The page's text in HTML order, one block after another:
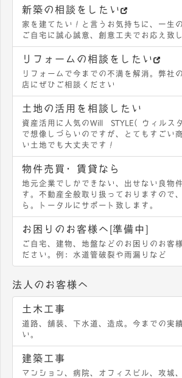
新築の相談をしたい
家を建てたい！と言うお気持ちに、一生
ご自宅に誠心誠意、創意工夫でお応え致
リフォームの相談をしたい
リフォームで今までの不満を解消。弊社
店にぜひご相談ください
土地の活用を相談したい
資産活用に人気のWill STYLE（ウィルス
で想像しづらいのですが、とてもすごい
い土地でも大丈夫です！
物件売買・賃貸なら
地元企業でしかできない、出せない良物
す。不動産全般取り扱っておりますので
ら。トータルにサポート致します。
お困りのお客様へ[準備中]
ご自宅、建物、地盤などのお困りのお客
ださい。例：水道管破裂や雨漏りなど
法人のお客様へ
土木工事
道路、舗装、下水道、造成。今までの実
い。
建築工事
マンション、病院、オフィスビル、攻城